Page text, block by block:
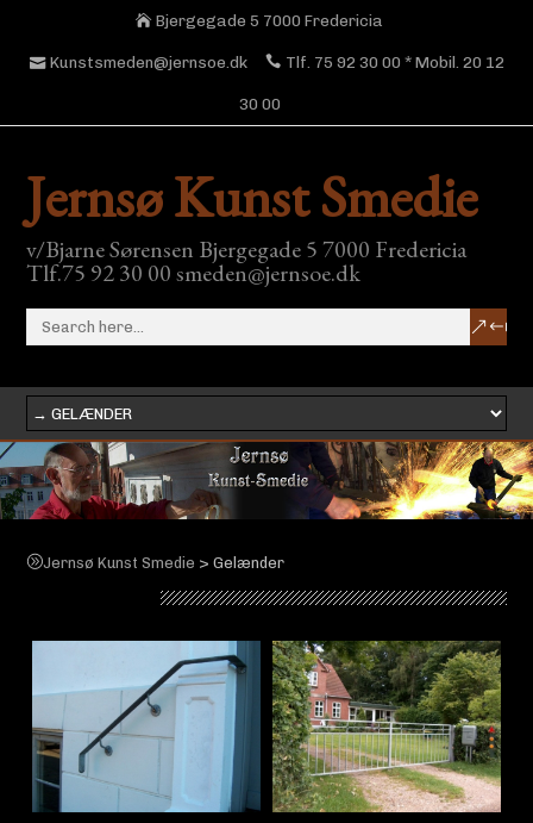
Bjergegade 5 7000 Fredericia
Kunstsmeden@jernsoe.dk Tlf. 75 92 30 00 * Mobil. 20 12
30 00
Jernsø Kunst Smedie
v/Bjarne Sørensen Bjergegade 5 7000 Fredericia
Tlf.75 92 30 00 smeden@jernsoe.dk
Jernsø Kunst Smedie >Gelænder